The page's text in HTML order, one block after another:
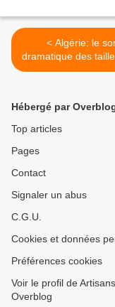
< Algérie: le sort
dramatique des
pierre.
Hébergé par
Top articles
Pages
Contact
Signaler un abus
C.G.U.
Cookies et données
Préférences cookies
Voir le profil de
Overblog